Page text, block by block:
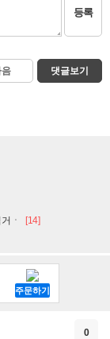
등록
음 댓글보기
ㆍ [14]
0